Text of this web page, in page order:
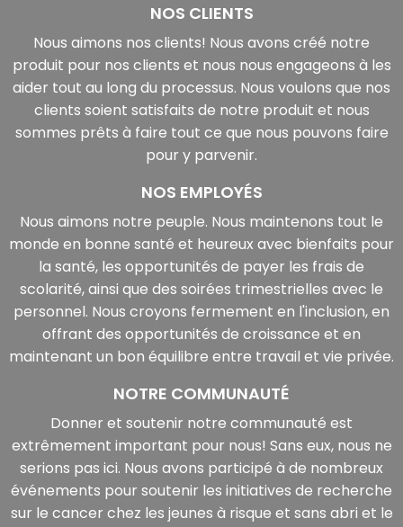
NOS CLIENTS
Nous aimons nos clients! Nous avons créé notre
produit pour nos clients et nous nous engageons à les
aider tout au long du processus. Nous voulons que nos
clients soient satisfaits de notre produit et nous
sommes prêts à faire tout ce que nous pouvons faire
pour y parvenir.
NOS EMPLOYÉS
Nous aimons notre peuple. Nous maintenons tout le
monde en bonne santé et heureux avec bienfaits pour
la santé, les opportunités de payer les frais de
scolarité, ainsi que des soirées trimestrielles avec le
personnel. Nous croyons fermement en l'inclusion, en
offrant des opportunités de croissance et en
maintenant un bon équilibre entre travail et vie privée.
NOTRE COMMUNAUTÉ
Donner et soutenir notre communauté est
extrêmement important pour nous! Sans eux, nous ne
serions pas ici. Nous avons participé à de nombreux
événements pour soutenir les initiatives de recherche
sur le cancer chez les jeunes à risque et sans abri et le